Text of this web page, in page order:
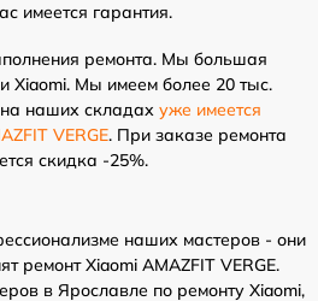
имеется гарантия.
ремонта. Мы большая
Xiaomi. Мы имеем более 20 тыс.
наших складах уже имеется
VERGE. При заказе ремонта
скидка -25%.
наших мастеров - они
ремонт Xiaomi AMAZFIT VERGE.
в Ярославле по ремонту Xiaomi,